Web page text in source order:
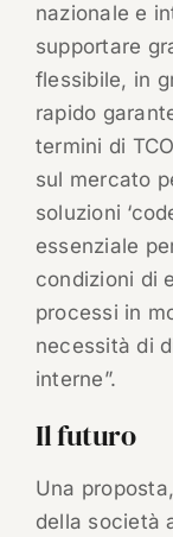
nazionale e
supportare
flessibile, in
rapido
termini di
sul mercato
soluzioni
essenziale
condizioni di
processi in
necessità di
interne”.
Il futuro
Una
della società